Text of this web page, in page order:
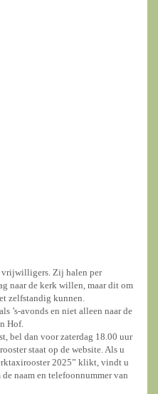
Zij halen per
naar de kerk willen, maar dit om
zelfstandig kunnen.
’s-avonds en niet alleen naar de
Hof.
bel dan voor zaterdag 18.00 uur
staat op de website. Als u
2025” klikt, vindt u
naam en telefoonnummer van